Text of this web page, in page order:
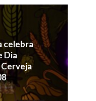
celebra
Dia